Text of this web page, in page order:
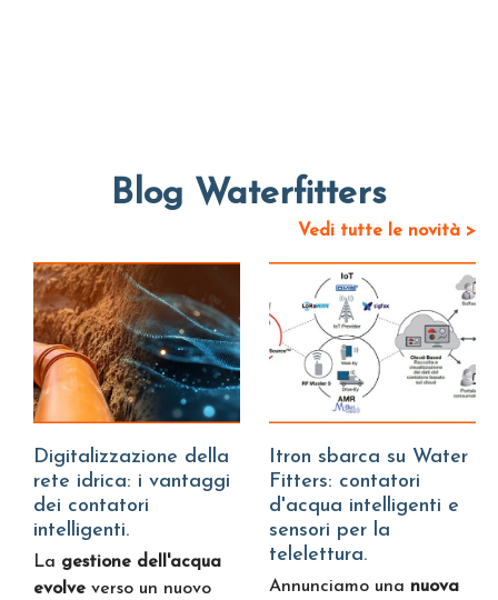
Blog Waterfitters
Vedi tutte le novità >
Digitalizzazione della
rete idrica: i vantaggi
dei contatori
intelligenti.
La gestione dell'acqua
evolve verso un nuovo
Itron sbarca su Water
Fitters: contatori
d'acqua intelligenti e
sensori per la
telelettura.
Annunciamo una nuova